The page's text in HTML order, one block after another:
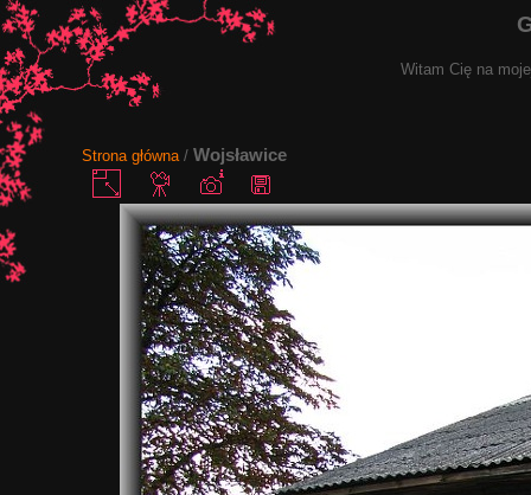
Witam Cię na
Strona główna/ Wojsławice